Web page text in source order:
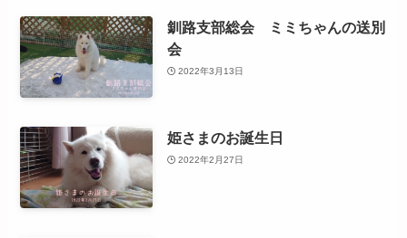
釧路支部総会 ミミちゃんの送別
会
2022年3月13日
姫さまのお誕生日
2022年2月27日